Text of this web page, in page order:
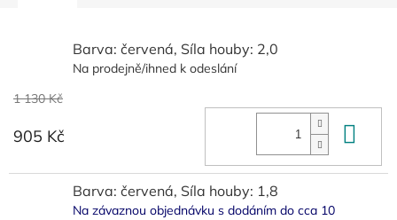
Barva: červená, Síla houby: 2,0
Na prodejně/ihned k odeslání
1 130 Kč
905 Kč
Barva: červená, Síla houby: 1,8
Na závaznou objednávku s dodáním do cca 10